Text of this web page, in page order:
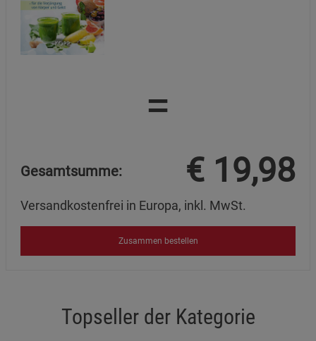
=
Gesamtsumme: € 19,98
Versandkostenfrei in Europa, inkl. MwSt.
Zusammen bestellen
Topseller der Kategorie